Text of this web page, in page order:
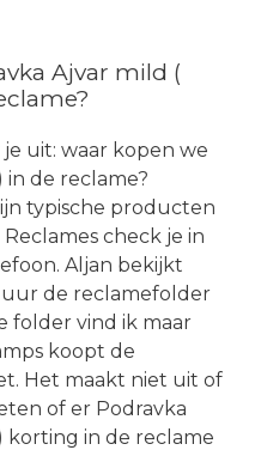
Ajvar mild (
uit: waar kopen we
in de reclame?
typische producten
check je in
Aljan bekijkt
uur de reclamefolder
folder vind ik maar
koopt de
Het maakt niet uit of
of er Podravka
korting in de reclame